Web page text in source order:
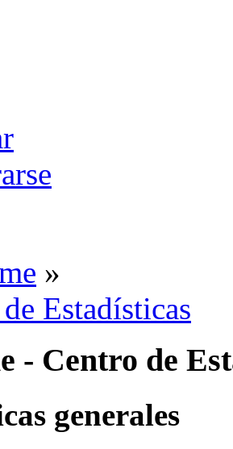
»
Estadísticas
- Centro de
generales